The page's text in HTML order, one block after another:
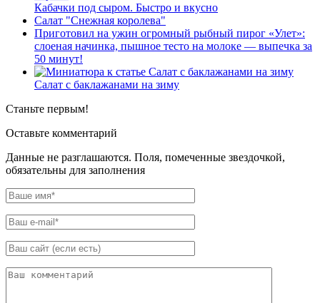
Кабачки под сыром. Быстро и вкусно
Салат "Снежная королева"
Приготовил на ужин огромный рыбный пирог «Улет»:
слоеная начинка, пышное тесто на молоке — выпечка за
50 минут!
Салат с баклажанами на зиму
Станьте первым!
Оставьте комментарий
Данные не разглашаются. Поля, помеченные звездочкой,
обязательны для заполнения